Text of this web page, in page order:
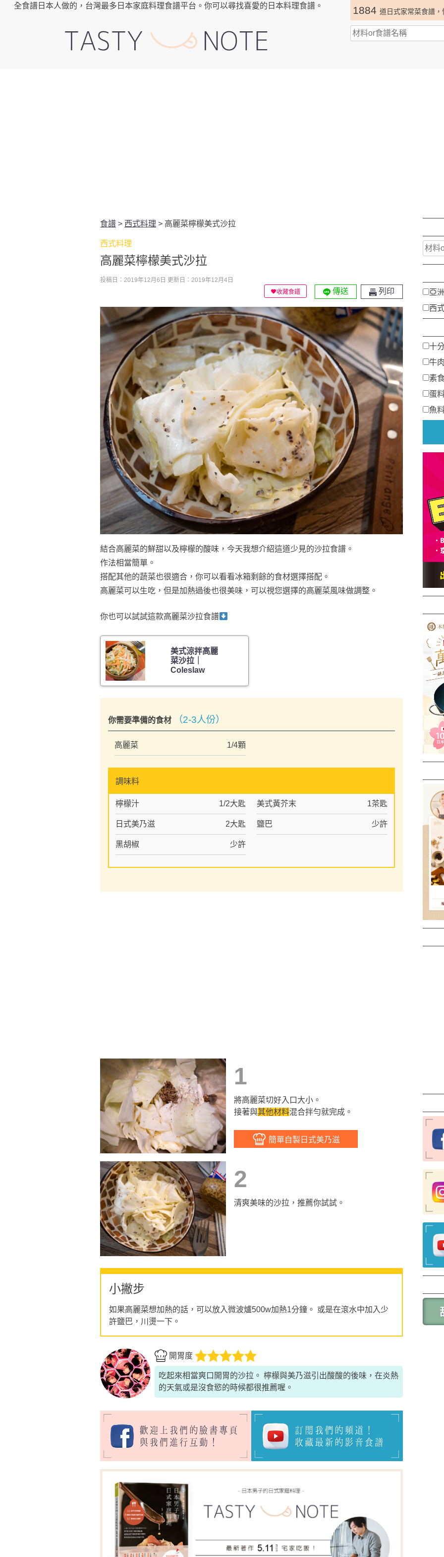
全食譜日本人做的，台灣最多日本家庭料理食譜平台。你可以尋找喜愛的日本料理食譜。 1884 道日式家常菜食譜，
食譜 > 西式料理 > 高麗菜檸檬美式沙拉
西式料理
高麗菜檸檬美式沙拉
投稿日：2019年12月6日 更新日：2019年12月4日
收藏食譜
傳送 列印
結合高麗菜的鮮甜以及檸檬的酸味，今天我想介紹這道少見的沙拉食譜。
作法相當簡單。
搭配其他的蔬菜也很適合，你可以看看冰箱剩餘的食材選擇搭配。
高麗菜可以生吃，但是加熱過後也很美味，可以視您選擇的高麗菜風味做調整。
你也可以試試這款高麗菜沙拉食譜
美式涼拌高麗
菜沙拉｜
Coleslaw
你需要準備的食材 （2-3人份）
高麗菜 1/4顆
調味料
檸檬汁 1/2大匙 美式黃芥末 1茶匙
日式美乃滋 2大匙 鹽巴 少許
黑胡椒 少許
1
將高麗菜切好入口大小。
接著與其他材料混合拌勻就完成。
簡單自製日式美乃滋
2
清爽美味的沙拉，推薦你試試。
小撇步
如果高麗菜想加熱的話，可以放入微波爐500w加熱1分鐘。 或是在滾水中加入少
許鹽巴，川燙一下。
開胃度
吃起來相當爽口開胃的沙拉。 檸檬與美乃滋引出酸酸的後味，在炎熱
的天氣或是沒食慾的時候都很推薦喔。
亞
西
十
牛
素
蛋
魚